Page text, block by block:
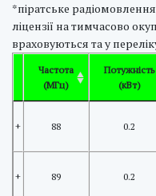
*піратське
ліцензії на тимчасово
враховуються та у
Частота
(МГц)
Потужність
(кВт)
+ 88 0.2
+ 89 0.2